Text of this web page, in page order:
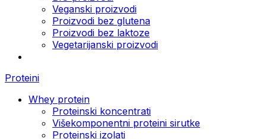
Veganski proizvodi
Proizvodi bez glutena
Proizvodi bez laktoze
Vegetarijanski proizvodi
Proteini
Whey protein
Proteinski koncentrati
Višekomponentni proteini sirutke
Proteinski izolati